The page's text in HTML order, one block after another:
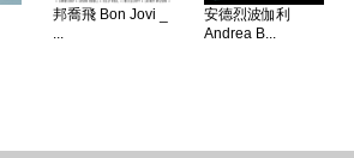
邦喬飛 Bon Jovi _
...
安德烈波伽利
Andrea B...